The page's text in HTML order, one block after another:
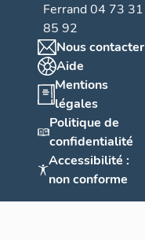
Ferrand 04 73 31
85 92
Nous contacter
Aide
Mentions
légales
Politique de
confidentialité
Accessibilité :
non conforme